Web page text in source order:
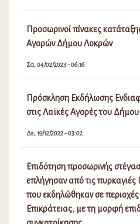
Προσωρινοί πίνακες
Αγορών Δήμου Λοκρών
Σα, 04/02/2023 - 06:16
Πρόσκληση Εκδήλωσης
στις Λαϊκές Αγορές του
Δε, 19/12/2022 - 03:02
Επιδότηση προσωρινής
επλήγησαν από τις πυρκαγιές
που εκδηλώθηκαν σε περιοχές
Επικράτειας, με τη μορφή